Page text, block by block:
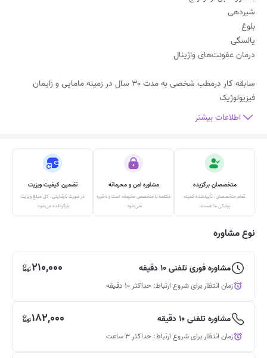
سابقه کار درمطب شخصی به مدت ۳۰ سال در زمینه مامایی و زایمان
فیزیولوژیک
اطلاعات بیشتر
تضمین کیفیت ویزیت
در صورت نارضایتی، کل مبلغ ویزیت
بازگردانده می‌شود.
مشاوره امن و محرمانه
مکالمه‌ با متخصص محرمانه است و ذخیره
نمی‌شود.
متخصصان برگزیده
تمام متخصصان، تأییدشده‌ کمیته
پزشکی ما هستند.
نوع مشاوره
مشاوره فوری تلفنی 10 دقیقه 210,000
زمان انتظار برای شروع ارتباط: حداکثر 10 دقیقه
مشاوره تلفنی 10 دقیقه 182,000
زمان انتظار برای شروع ارتباط: حداکثر 3 ساعت